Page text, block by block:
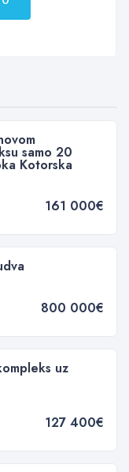
samo 20
Kotorska
161 000€
800 000€
uz
127 400€